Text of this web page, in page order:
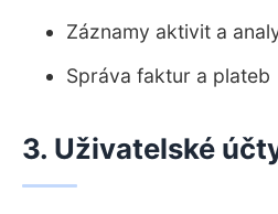
Záznamy aktivit a
Správa faktur a plateb
3. Uživatelské